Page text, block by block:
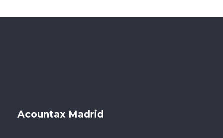
Acountax Madrid